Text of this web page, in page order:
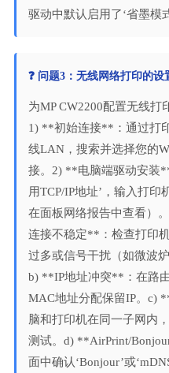
驱动中默认启用了‘省墨模
❓ 问题3：无线网络打印的
为MP CW2200配置无线打
1) **初始连接**：通过打
线LAN，搜索并选择您的
接。2) **电脑端驱动安装
用TCP/IP地址’，输入打
在面板网络报告中查看）
连接不稳定**：检查打印
过多或信号干扰（如微波
b) **IP地址冲突**：在路
MAC地址分配保留IP。c)
脑和打印机在同一子网内
测试。d) **AirPrint/
面中确认‘Bonjour’或